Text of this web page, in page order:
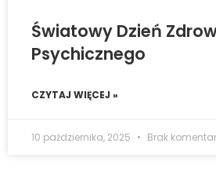
Światowy Dzień
Psychicznego
CZYTAJ WIĘCEJ »
10 października, 2025 Brak